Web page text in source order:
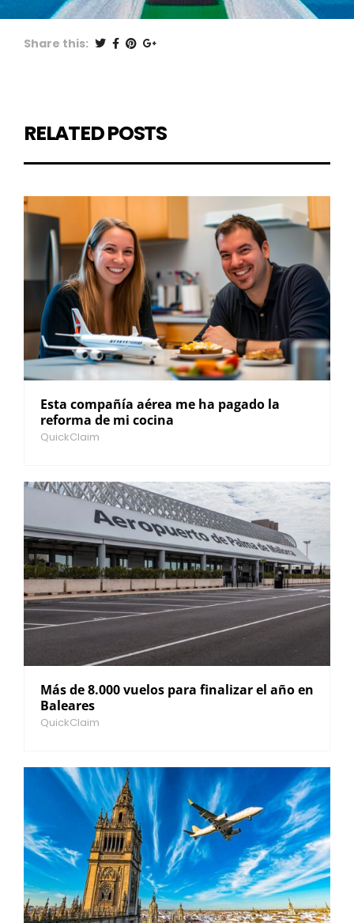
Share this:
RELATED POSTS
Esta compañía aérea me ha pagado la
reforma de mi cocina
QuickClaim
Más de 8.000 vuelos para finalizar el año en
Baleares
QuickClaim